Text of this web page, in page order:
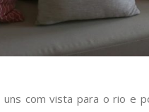
com vista para o rio e